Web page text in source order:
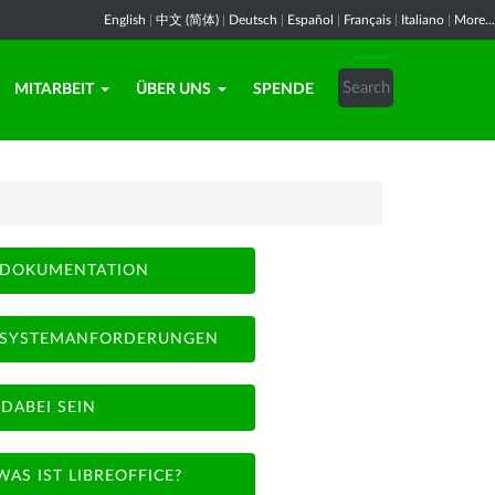
English 中文 (简体) Deutsch Español Français Italiano More...
MITARBEIT ÜBER UNS SPENDE
DOKUMENTATION
SYSTEMANFORDERUNGEN
DABEI SEIN
IST LIBREOFFICE?